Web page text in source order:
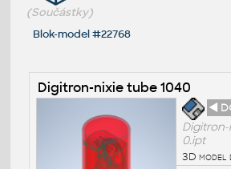
(Součástky)
Blok-model #22768
Digitron-nixie tube 1040
◄
0.ipt
3D model